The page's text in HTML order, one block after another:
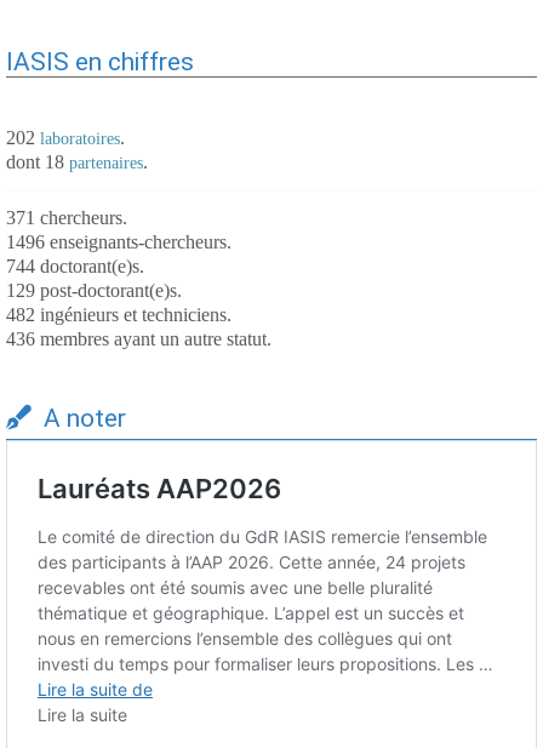
IASIS en chiffres
202 laboratoires.
dont 18 partenaires.
371 chercheurs.
1496 enseignants-chercheurs.
744 doctorant(e)s.
129 post-doctorant(e)s.
482 ingénieurs et techniciens.
436 membres ayant un autre statut.
A noter